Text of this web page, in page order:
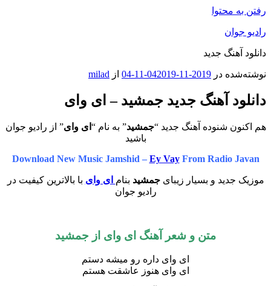
رفتن به محتوا
رادیو جوان
دانلود آهنگ جدید
نوشته‌شده در 2019-11-04
2019-11-04 از milad
دانلود آهنگ جدید جمشید – ای وای
هم اکنون شنوده آهنگ جدید “جمشید” به نام “ ای وای” از رادیو جوان
باشید
Download New Music Jamshid – Ey VayFrom Radio Javan
موزیک جدید و بسیار زیبایجمشید بنام ای وای با بالاترین کیفیت در
رادیو جوان
متن و شعر آهنگ ای وای از جمشید
ای وای داره رو میشه دستم
ای وای هنوز عاشقت هستم